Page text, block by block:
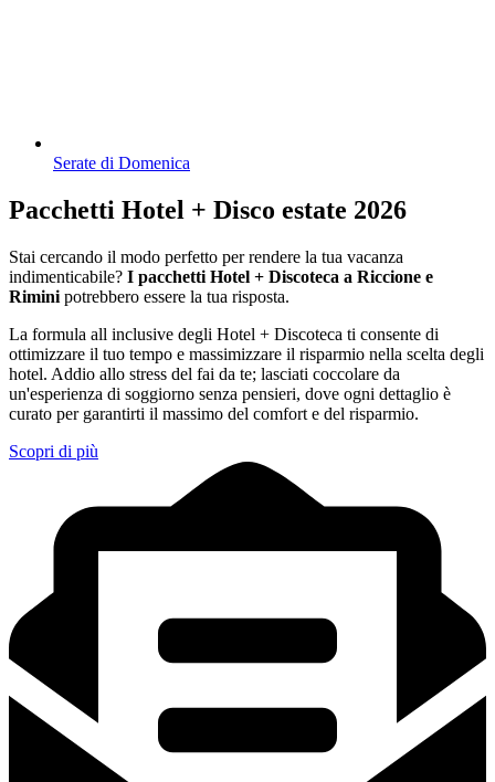
Serate di Domenica
Pacchetti Hotel + Disco estate 2026
Stai cercando il modo perfetto per rendere la tua vacanza
indimenticabile? I pacchetti Hotel + Discoteca a Riccione e
Rimini potrebbero essere la tua risposta.
La formula all inclusive degli Hotel + Discoteca ti consente di
ottimizzare il tuo tempo e massimizzare il risparmio nella scelta degli
hotel. Addio allo stress del fai da te; lasciati coccolare da
un'esperienza di soggiorno senza pensieri, dove ogni dettaglio è
curato per garantirti il massimo del comfort e del risparmio.
Scopri di più